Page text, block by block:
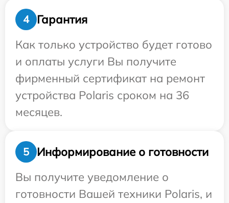
4
Гарантия
Как только устройство будет готово
и оплаты услуги Вы получите
фирменный сертификат на ремонт
устройства Polaris сроком на 36
месяцев.
5
Информирование о готовности
Вы получите уведомление о
готовности Вашей техники Polaris, и